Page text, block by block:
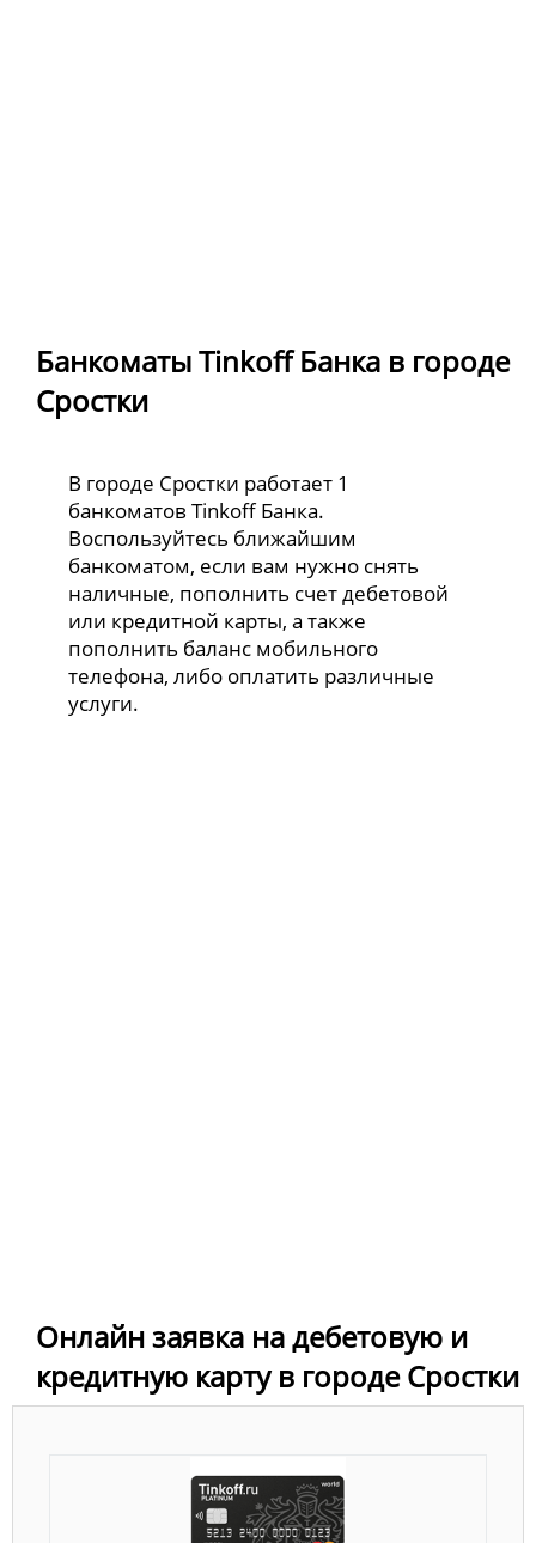
Банкоматы Tinkoff Банка в городе
Сростки
В городе Сростки работает 1
банкоматов Tinkoff Банка.
Воспользуйтесь ближайшим
банкоматом, если вам нужно снять
наличные, пополнить счет дебетовой
или кредитной карты, а также
пополнить баланс мобильного
телефона, либо оплатить различные
услуги.
Онлайн заявка на дебетовую и
кредитную карту в городе Сростки